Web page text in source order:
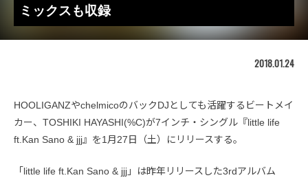
ミックスも収録
2018.01.24
HOOLIGANZやchelmicoのバックDJとしても活躍するビートメイ
カー、TOSHIKI HAYASHI(%C)が7インチ・シングル『little life
ft.Kan Sano & jjj』を1月27日（土）にリリースする。
「little life ft.Kan Sano & jjj」は昨年リリースした3rdアルバム